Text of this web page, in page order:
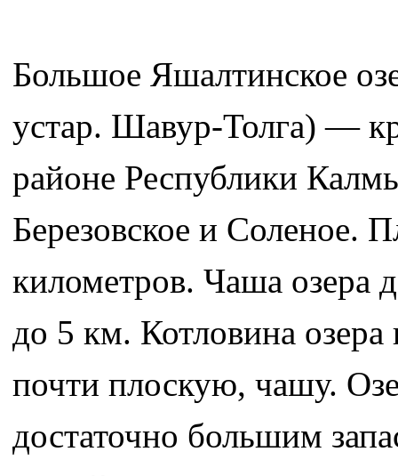
Большое Яшалтинское
устар. Шавур-Толга) —
районе Республики
Березовское и Соленое.
километров. Чаша озера
до 5 км. Котловина
почти плоскую, чашу.
достаточно большим